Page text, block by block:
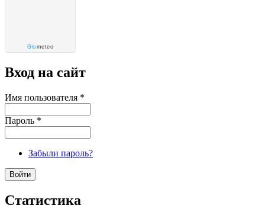
Gismeteo
Вход на сайт
Имя пользователя *
Пароль *
Забыли пароль?
Статистика